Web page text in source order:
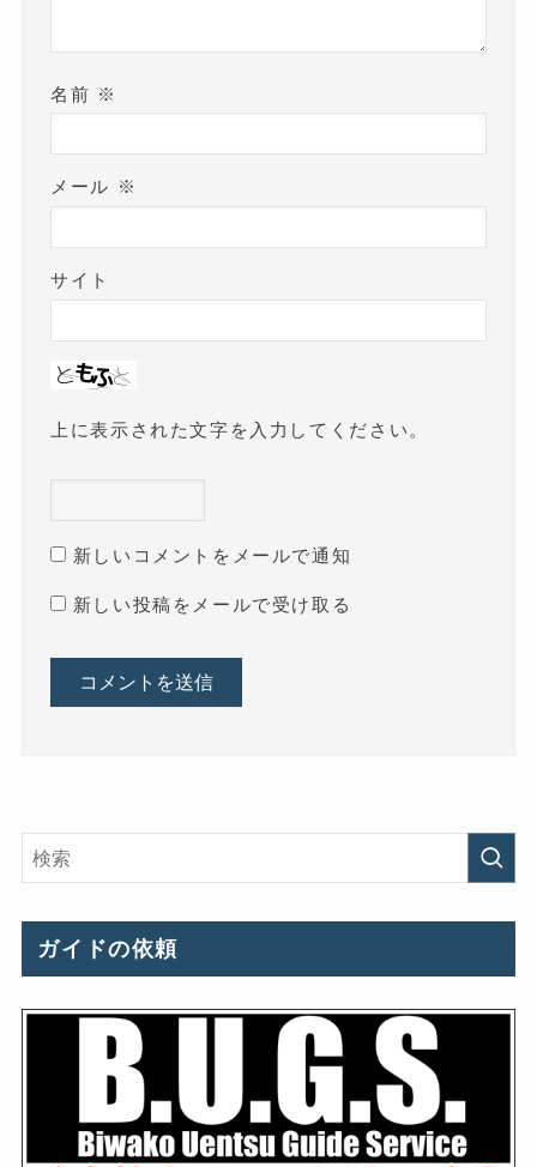
名前 ※
メール ※
サイト
上に表示された文字を入力してください。
新しいコメントをメールで通知
新しい投稿をメールで受け取る
ガイドの依頼